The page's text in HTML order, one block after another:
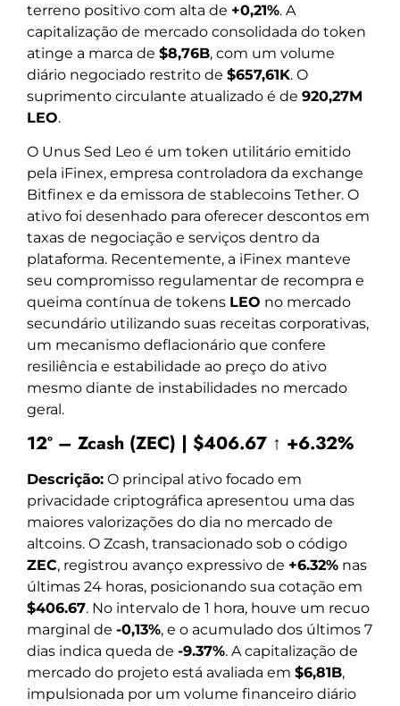
terreno positivo com alta de +0,21%. A
capitalização de mercado consolidada do token
atinge a marca de $8,76B, com um volume
diário negociado restrito de $657,61K. O
suprimento circulante atualizado é de 920,27M
LEO.
O Unus Sed Leo é um token utilitário emitido
pela iFinex, empresa controladora da exchange
Bitfinex e da emissora de stablecoins Tether. O
ativo foi desenhado para oferecer descontos em
taxas de negociação e serviços dentro da
plataforma. Recentemente, a iFinex manteve
seu compromisso regulamentar de recompra e
queima contínua de tokens LEO no mercado
secundário utilizando suas receitas corporativas,
um mecanismo deflacionário que confere
resiliência e estabilidade ao preço do ativo
mesmo diante de instabilidades no mercado
geral.
12º – Zcash (ZEC) | $406.67 ↑ +6.32%
Descrição: O principal ativo focado em
privacidade criptográfica apresentou uma das
maiores valorizações do dia no mercado de
altcoins. O Zcash, transacionado sob o código
ZEC, registrou avanço expressivo de +6.32% nas
últimas 24 horas, posicionando sua cotação em
$406.67. No intervalo de 1 hora, houve um recuo
marginal de -0,13%, e o acumulado dos últimos 7
dias indica queda de -9.37%. A capitalização de
mercado do projeto está avaliada em $6,81B,
impulsionada por um volume financeiro diário